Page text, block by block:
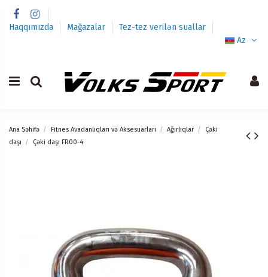
Haqqımızda Mağazalar
Tez-tez verilən suallar
Az
Ana Səhifə Fitnes Avadanlıqları və Aksesuarları Ağırlıqlar
Çəki
daşı
Çəki daşı FR00-4